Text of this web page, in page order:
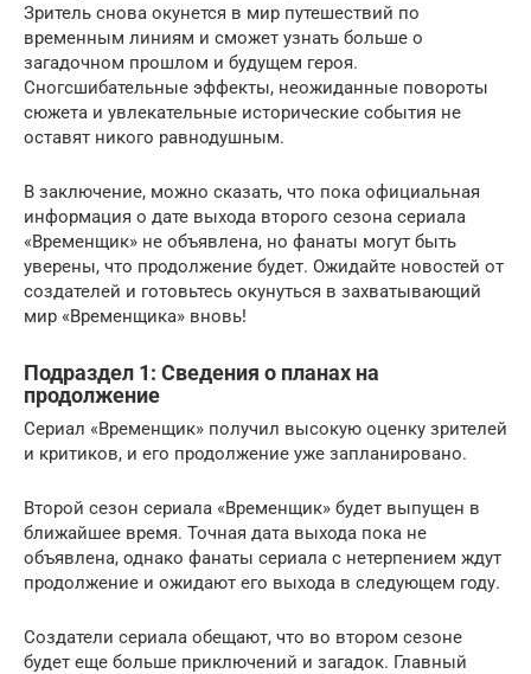
Зритель снова окунется в мир путешествий по
временным линиям и сможет узнать больше о
загадочном прошлом и будущем героя.
Сногсшибательные эффекты, неожиданные повороты
сюжета и увлекательные исторические события не
оставят никого равнодушным.
В заключение, можно сказать, что пока официальная
информация о дате выхода второго сезона сериала
«Временщик» не объявлена, но фанаты могут быть
уверены, что продолжение будет. Ожидайте новостей от
создателей и готовьтесь окунуться в захватывающий
мир «Временщика» вновь!
Подраздел 1: Сведения о планах на
продолжение
Сериал «Временщик» получил высокую оценку зрителей
и критиков, и его продолжение уже запланировано.
Второй сезон сериала «Временщик» будет выпущен в
ближайшее время. Точная дата выхода пока не
объявлена, однако фанаты сериала с нетерпением ждут
продолжение и ожидают его выхода в следующем году.
Создатели сериала обещают, что во втором сезоне
будет еще больше приключений и загадок. Главный